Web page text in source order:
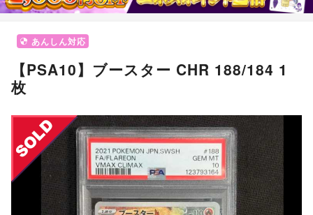
あんしん対応
【PSA10】ブースター CHR 188/184 1
枚